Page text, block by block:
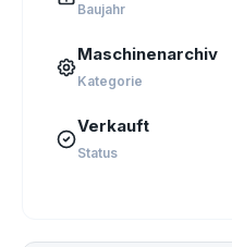
Baujahr
Maschinenarchiv
Kategorie
Verkauft
Status